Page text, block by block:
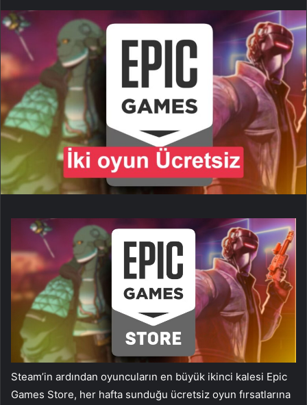
Steam’in ardından oyuncuların en büyük ikinci kalesi Epic
Games Store, her hafta sunduğu ücretsiz oyun fırsatlarına